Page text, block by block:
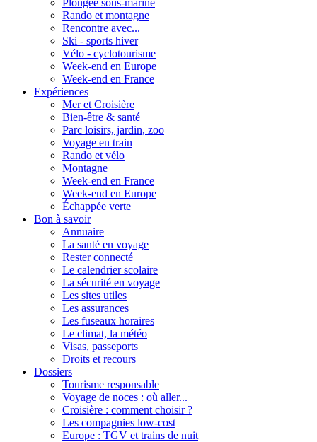
Plongée sous-marine
Rando et montagne
Rencontre avec...
Ski - sports hiver
Vélo - cyclotourisme
Week-end en Europe
Week-end en France
Expériences
Mer et Croisière
Bien-être & santé
Parc loisirs, jardin, zoo
Voyage en train
Rando et vélo
Montagne
Week-end en France
Week-end en Europe
Échappée verte
Bon à savoir
Annuaire
La santé en voyage
Rester connecté
Le calendrier scolaire
La sécurité en voyage
Les sites utiles
Les assurances
Les fuseaux horaires
Le climat, la météo
Visas, passeports
Droits et recours
Dossiers
Tourisme responsable
Voyage de noces : où aller...
Croisière : comment choisir ?
Les compagnies low-cost
Europe : TGV et trains de nuit